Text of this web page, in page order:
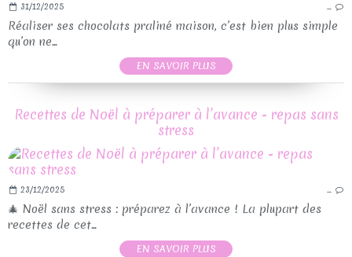
31/12/2025 …
Réaliser ses chocolats praliné maison, c’est bien plus simple
qu’on ne...
EN SAVOIR PLUS
Recettes de Noël à préparer à l’avance - repas sans
stress
23/12/2025 …
🎄 Noël sans stress : préparez à l’avance ! La plupart des
recettes de cet...
EN SAVOIR PLUS